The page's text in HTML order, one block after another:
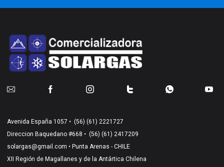
Avenida España 1057 • (56) (61) 2221727
Direccion Baquedano #668 • (56) (61) 2417209
solargas@gmail.com • Punta Arenas - CHILE
XII Región de Magallanes y de la Antártica Chilena